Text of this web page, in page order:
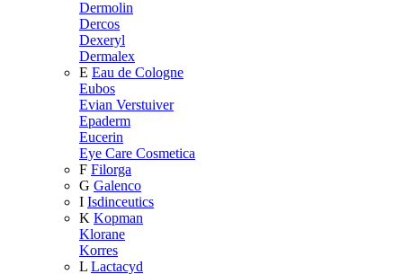
Dermolin
Dercos
Dexeryl
Dermalex
E Eau de Cologne
Eubos
Evian Verstuiver
Epaderm
Eucerin
Eye Care Cosmetica
F Filorga
G Galenco
I Isdinceutics
K Kopman
Klorane
Korres
L Lactacyd